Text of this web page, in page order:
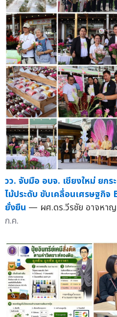
วว. จับมือ อบจ. เชียงใหม่ ยก
ไม้ประดับ ขับเคลื่อนเศรษฐกิจ
ยั่งยืน — ผศ.ดร.วีรชัย อาจหาญ
ก.ค.